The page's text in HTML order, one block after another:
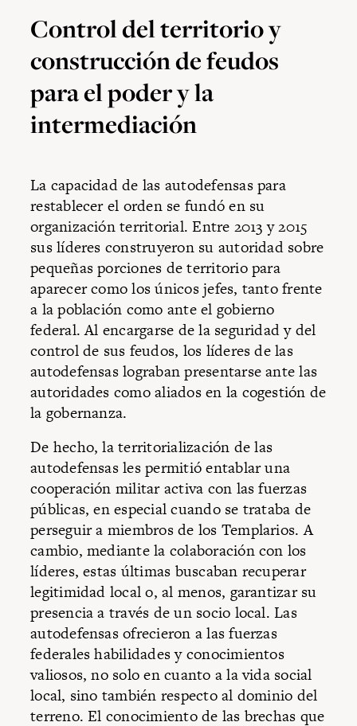
Control del territorio y
construcción de feudos
para el poder y la
intermediación
La capacidad de las autodefensas para
restablecer el orden se fundó en su
organización territorial. Entre 2013 y 2015
sus líderes construyeron su autoridad sobre
pequeñas porciones de territorio para
aparecer como los únicos jefes, tanto frente
a la población como ante el gobierno
federal. Al encargarse de la seguridad y del
control de sus feudos, los líderes de las
autodefensas lograban presentarse ante las
autoridades como aliados en la cogestión de
la gobernanza.
De hecho, la territorialización de las
autodefensas les permitió entablar una
cooperación militar activa con las fuerzas
públicas, en especial cuando se trataba de
perseguir a miembros de los Templarios. A
cambio, mediante la colaboración con los
líderes, estas últimas buscaban recuperar
legitimidad local o, al menos, garantizar su
presencia a través de un socio local. Las
autodefensas ofrecieron a las fuerzas
federales habilidades y conocimientos
valiosos, no solo en cuanto a la vida social
local, sino también respecto al dominio del
terreno. El conocimiento de las brechas que